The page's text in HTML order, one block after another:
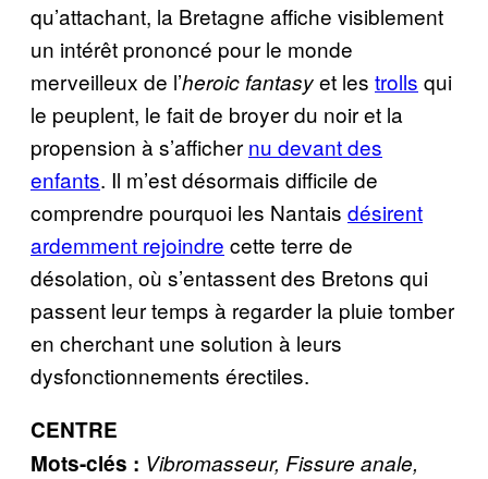
qu’attachant, la Bretagne affiche visiblement
un intérêt prononcé pour le monde
merveilleux de l’heroic fantasyet les trolls qui
le peuplent, le fait de broyer du noir et la
propension à s’afficher nu devant des
enfants. Il m’est désormais difficile de
comprendre pourquoi les Nantais désirent
ardemment rejoindre cette terre de
désolation, où s’entassent des Bretons qui
passent leur temps à regarder la pluie tomber
en cherchant une solution à leurs
dysfonctionnements érectiles.
CENTRE
Mots-clés : Vibromasseur, Fissure anale,